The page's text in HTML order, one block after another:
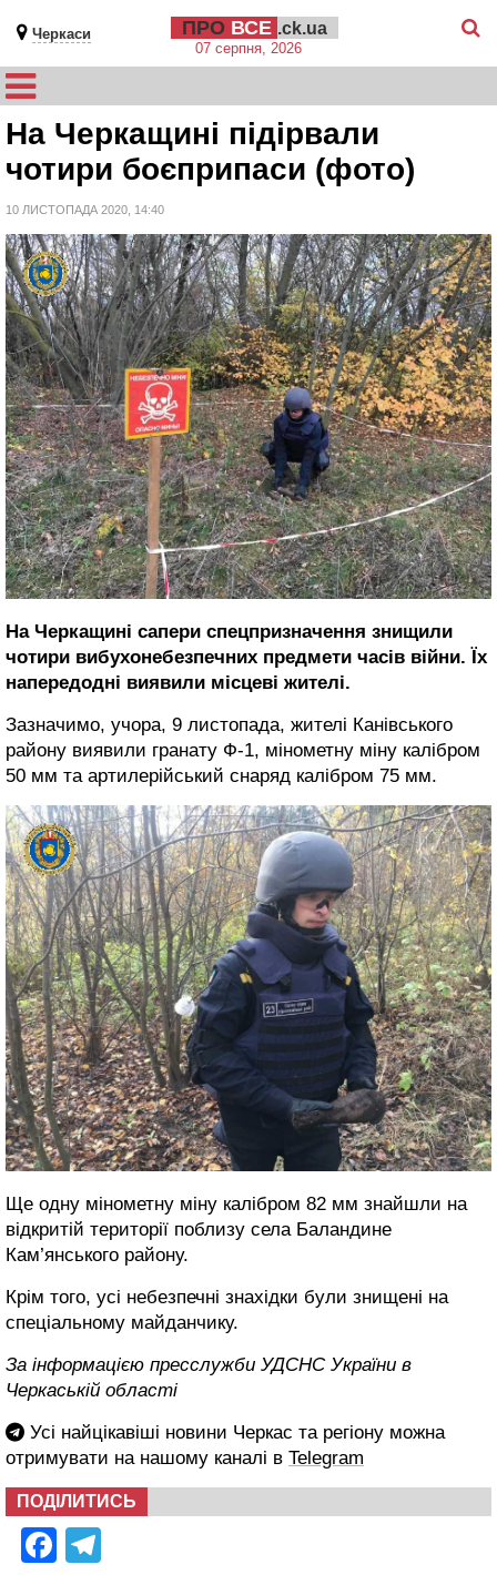
Черкаси ПРО ВСЕ .ck.ua
07 серпня, 2026
На Черкащині підірвали
чотири боєприпаси (фото)
10 ЛИСТОПАДА 2020, 14:40
На Черкащині сапери спецпризначення знищили
чотири вибухонебезпечних предмети часів війни. Їх
напередодні виявили місцеві жителі.
Зазначимо, учора, 9 листопада, жителі Канівського
району виявили гранату Ф-1, мінометну міну калібром
50 мм та артилерійський снаряд калібром 75 мм.
Ще одну мінометну міну калібром 82 мм знайшли на
відкритій території поблизу села Баландине
Кам’янського району.
Крім того, усі небезпечні знахідки були знищені на
спеціальному майданчику.
За інформацією пресслужби УДСНС України в
Черкаській області
Усі найцікавіші новини Черкас та регіону можна
отримувати на нашому каналі в Telegram
ПОДІЛИТИСЬ
Facebook